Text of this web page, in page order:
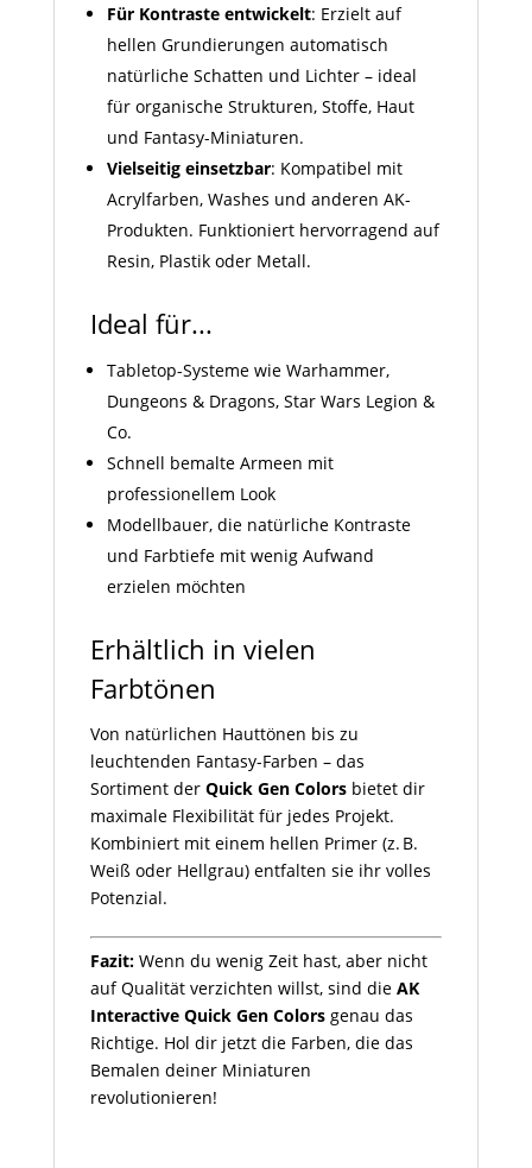
Für Kontraste entwickelt: Erzielt auf
hellen Grundierungen automatisch
natürliche Schatten und Lichter – ideal
für organische Strukturen, Stoffe, Haut
und Fantasy-Miniaturen.
Vielseitig einsetzbar: Kompatibel mit
Acrylfarben, Washes und anderen AK-
Produkten. Funktioniert hervorragend auf
Resin, Plastik oder Metall.
Ideal für...
Tabletop-Systeme wie Warhammer,
Dungeons & Dragons, Star Wars Legion &
Co.
Schnell bemalte Armeen mit
professionellem Look
Modellbauer, die natürliche Kontraste
und Farbtiefe mit wenig Aufwand
erzielen möchten
Erhältlich in vielen
Farbtönen
Von natürlichen Hauttönen bis zu
leuchtenden Fantasy-Farben – das
Sortiment der Quick Gen Colorsbietet dir
maximale Flexibilität für jedes Projekt.
Kombiniert mit einem hellen Primer (z. B.
Weiß oder Hellgrau) entfalten sie ihr volles
Potenzial.
Fazit:Wenn du wenig Zeit hast, aber nicht
auf Qualität verzichten willst, sind die AK
Interactive Quick Gen Colorsgenau das
Richtige. Hol dir jetzt die Farben, die das
Bemalen deiner Miniaturen
revolutionieren!